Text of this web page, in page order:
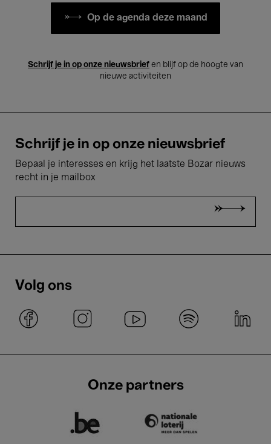
Op de agenda deze maand
Schrijf je in op onze nieuwsbrief en blijf op de hoogte van
nieuwe activiteiten
Schrijf je in op onze nieuwsbrief
Bepaal je interesses en krijg het laatste Bozar nieuws
recht in je mailbox
Volg ons
Onze partners